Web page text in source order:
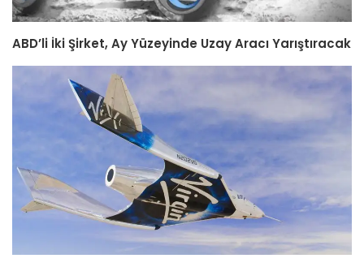
ABD’li İki Şirket, Ay Yüzeyinde Uzay Aracı Yarıştıracak